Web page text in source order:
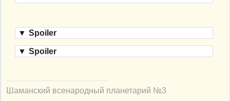
▼ Spoiler
▼ Spoiler
Шаманский всенародный планетарий №3